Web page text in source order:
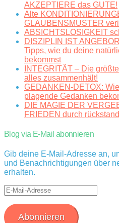
AKZEPTIERE das GUTE!
Alte
GLAUBENSMUSTER
ABSICHTSLOSIGKEIT
DISZIPLIN IST
Tipps, wie du deine
bekommst
INTEGRITÄT – Die
alles zusammenhält!
GEDANKEN-DETOX:
plagende Gedanken
DIE MAGIE DER
FRIEDEN durch
Blog via E-Mail abonnieren
Gib deine E-Mail-Adresse an,
und Benachrichtigungen über
erhalten.
E-
Mail-
Adresse
Abonnieren